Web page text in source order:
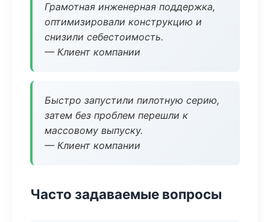
Грамотная инженерная поддержка,
оптимизировали конструкцию и
снизили себестоимость.
— Клиент компании
Быстро запустили пилотную серию,
затем без проблем перешли к
массовому выпуску.
— Клиент компании
Часто задаваемые вопросы